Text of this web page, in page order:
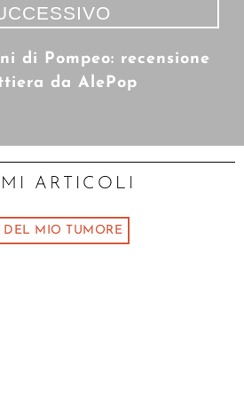
di Pompeo: recensione
da AlePop
ARTICOLI
MIO TUMORE